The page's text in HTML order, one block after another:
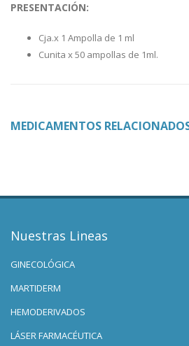
PRESENTACIÓN:
Cja.x 1 Ampolla de 1 ml
Cunita x 50 ampollas de 1ml.
MEDICAMENTOS
Nuestras Lineas
GINECOLÓGICA
MARTIDERM
HEMODERIVADOS
LÁSER FARMACÉUTICA